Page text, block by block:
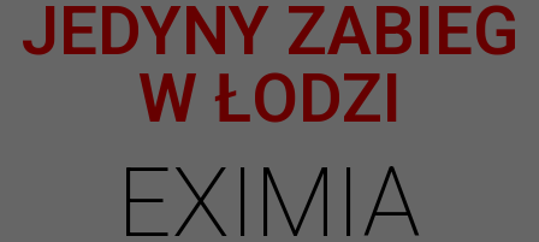
JEDYNY ZABIEG
W ŁODZI
EXIMIA